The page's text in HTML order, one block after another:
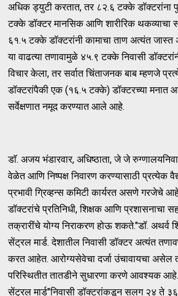
अधिक ड्युटी करतात, तर ८२.६ टक्के डॉक्टरांना
टक्के डॉक्टर मानसिक आणि शारीरिक थकव्याचा
६१.५ टक्के डॉक्टरांनी कामाचा ताण अत्यंत
या वाढत्या तणावामुळे ४५.९ टक्के निवासी
विचार केला, तर सर्वात चिंताजनक बाब म्हणजे
डॉक्टरांपैकी एक (१६.५ टक्के) डॉक्टरच्या मनात
सर्वेक्षणात नमूद करण्यात आले आहे.
डाॅ. अजय भंडारवार, अधिष्ठाता, जे जे
वेळेत आणि निष्पक्ष निवारण करण्यासाठी प्रत्येक
प्रभावी ग्रिव्हन्स कमिटी कार्यरत असणे गरजेचे
डॉक्टरांचे प्रतिनिधी, शिक्षक आणि प्रशासनाचा
तक्रारींचे योग्य निराकरण होऊ शकते."डॉ. अथर्व
सेंट्रल मार्ड. देशातील निवासी डॉक्टर अत्यंत
करत आहेत. आरोग्यसेवेचा दर्जा उंचावायचा असेल
परिस्थितीत तातडीने सुधारणा करणे आवश्यक
सेंट्रल मार्ड"निवासी डॉक्टरांकडून सलग २४ ते ३६